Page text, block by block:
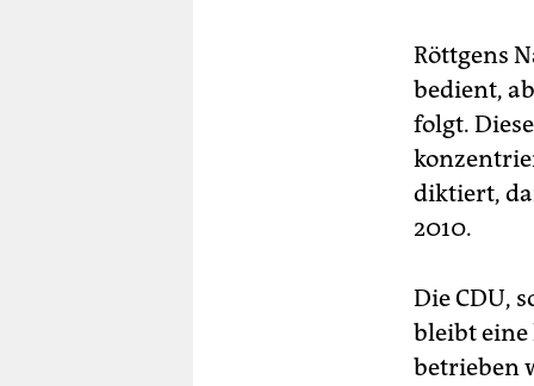
Röttgens
bedient,
folgt.
diktiert,
2010.
Die CDU,
bleibt
betrieben